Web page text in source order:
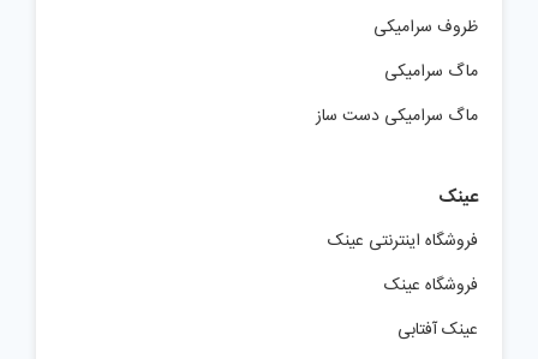
ظروف سرامیکی
ماگ سرامیکی
ماگ سرامیکی دست ساز
عینک
فروشگاه اینترنتی عینک
فروشگاه عینک
عینک آفتابی